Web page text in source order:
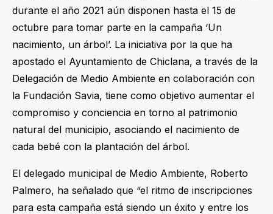
durante el año 2021 aún disponen hasta el 15 de
octubre para tomar parte en la campaña ‘Un
nacimiento, un árbol’. La iniciativa por la que ha
apostado el Ayuntamiento de Chiclana, a través de la
Delegación de Medio Ambiente en colaboración con
la Fundación Savia, tiene como objetivo aumentar el
compromiso y conciencia en torno al patrimonio
natural del municipio, asociando el nacimiento de
cada bebé con la plantación del árbol.
El delegado municipal de Medio Ambiente, Roberto
Palmero, ha señalado que “el ritmo de inscripciones
para esta campaña está siendo un éxito y entre los